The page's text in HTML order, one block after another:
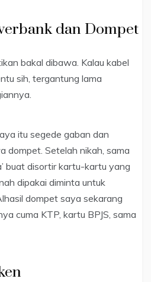
dan Dompet
bakal dibawa. Kalau kabel
sih, tergantung lama
itu segede gaban dan
dompet. Setelah nikah, sama
buat disortir kartu-kartu yang
dipakai diminta untuk
dompet saya sekarang
cuma KTP, kartu BPJS, sama